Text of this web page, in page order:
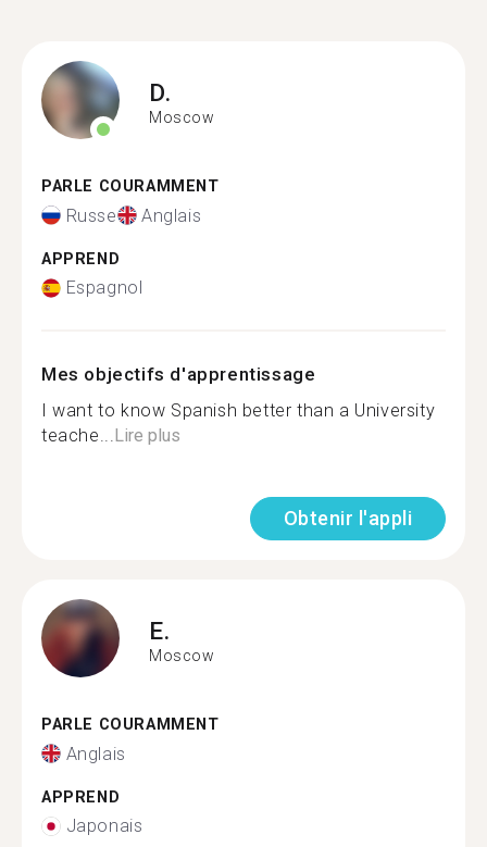
D.
Moscow
PARLE COURAMMENT
Russe Anglais
APPREND
Espagnol
Mes objectifs d'apprentissage
I want to know Spanish better than a University
teache...Lire plus
Obtenir l'appli
E.
Moscow
PARLE COURAMMENT
Anglais
APPREND
Japonais